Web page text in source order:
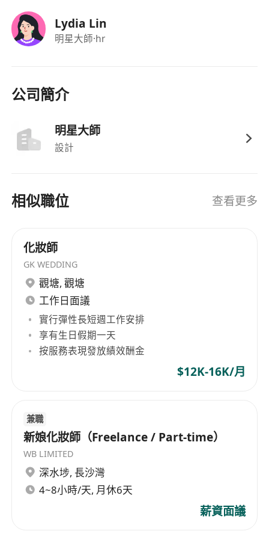
Lydia Lin
明星大師·hr
公司簡介
明星大師
設計
相似職位 查看更多
化妝師
GK WEDDING
觀塘, 觀塘
工作日面議
實行彈性長短週工作安排
享有生日假期一天
按服務表現發放績效酬金
$12K-16K/月
兼職
新娘化妝師（Freelance / Part-time）
WB LIMITED
深水埗, 長沙灣
4~8小時/天, 月休6天
薪資面議